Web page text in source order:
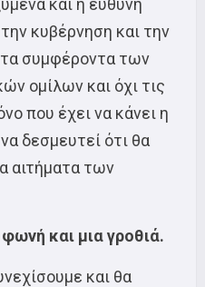
και η ευθύνη
κυβέρνηση και την
τα συμφέροντα των
ομίλων και όχι τις
που έχει να κάνει η
δεσμευτεί ότι θα
αιτήματα των
και μια γροθιά.
και θα